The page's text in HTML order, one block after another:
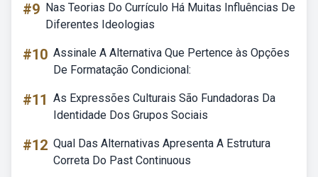
#9 Nas Teorias Do Currículo Há Muitas Influências De
Diferentes Ideologias
#10 Assinale A Alternativa Que Pertence às Opções
De Formatação Condicional:
#11 As Expressões Culturais São Fundadoras Da
Identidade Dos Grupos Sociais
#12 Qual Das Alternativas Apresenta A Estrutura
Correta Do Past Continuous